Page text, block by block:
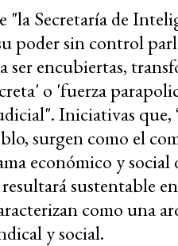
Secretaría de
poder sin control
ser encubiertas,
o 'fuerza
Iniciativas que,
surgen como el
económico y
sustentable
como una
y social.